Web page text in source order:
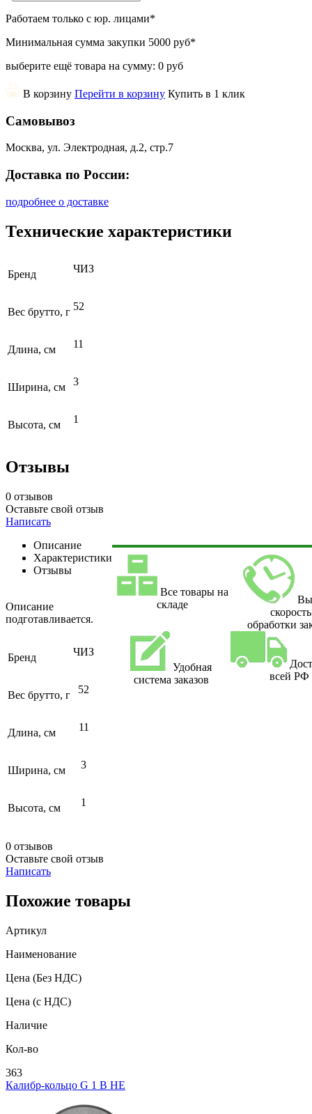
Работаем только с юр. лицами*
Минимальная сумма закупки 5000 руб*
выберите ещё товара на сумму: 0 руб
В корзину Перейти в корзину Купить в 1 клик
Самовывоз
Москва, ул. Электродная, д.2, стр.7
Доставка по России:
подробнее о доставке
Технические характеристики
Бренд ЧИЗ
Вес брутто, г 52
Длина, см 11
Ширина, см 3
Высота, см 1
Отзывы
0 отзывов
Оставьте свой отзыв
Написать
Описание
Характеристики
Отзывы
Описание
подготавливается.
Бренд ЧИЗ
Вес брутто, г 52
Длина, см 11
Ширина, см 3
Высота, см 1
0 отзывов
Оставьте свой отзыв
Написать
Все товары на
складе
скорость
обработки
Удобная
система заказов
всей РФ
Похожие товары
Артикул
Наименование
Цена (Без НДС)
Цена (с НДС)
Наличие
Кол-во
363
Калибр-кольцо G 1 В НЕ